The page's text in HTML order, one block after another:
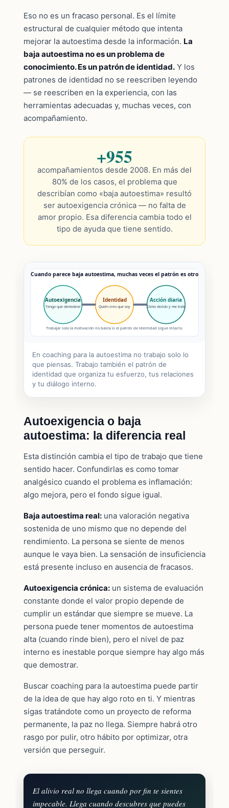
Eso no es un fracaso personal. Es el límite
estructural de cualquier método que intenta
mejorar la autoestima desde la información. La
baja autoestima no es un problema de
conocimiento. Es un patrón de identidad. Y los
patrones de identidad no se reescriben leyendo
— se reescriben en la experiencia, con las
herramientas adecuadas y, muchas veces, con
acompañamiento.
+955
acompañamientos desde 2008. En más del
80% de los casos, el problema que
describían como «baja autoestima» resultó
ser autoexigencia crónica — no falta de
amor propio. Esa diferencia cambia todo el
tipo de ayuda que tiene sentido.
Cuando parece baja autoestima, muchas veces el patrón es otro
Autoexigencia
Tengo que demostrar
Identidad
Quién creo que soy
Acción diaria
Cómo decido y me trato
Trabajar solo la motivación no basta si el patrón de identidad sigue intacto.
En coaching para la autoestima no trabajo solo lo
que piensas. Trabajo también el patrón de
identidad que organiza tu esfuerzo, tus relaciones
y tu diálogo interno.
Autoexigencia o baja
autoestima: la diferencia real
Esta distinción cambia el tipo de trabajo que tiene
sentido hacer. Confundirlas es como tomar
analgésico cuando el problema es inflamación:
algo mejora, pero el fondo sigue igual.
Baja autoestima real: una valoración negativa
sostenida de uno mismo que no depende del
rendimiento. La persona se siente de menos
aunque le vaya bien. La sensación de insuficiencia
está presente incluso en ausencia de fracasos.
Autoexigencia crónica: un sistema de evaluación
constante donde el valor propio depende de
cumplir un estándar que siempre se mueve. La
persona puede tener momentos de autoestima
alta (cuando rinde bien), pero el nivel de paz
interno es inestable porque siempre hay algo más
que demostrar.
Buscar coaching para la autoestima puede partir
de la idea de que hay algo roto en ti. Y mientras
sigas tratándote como un proyecto de reforma
permanente, la paz no llega. Siempre habrá otro
rasgo por pulir, otro hábito por optimizar, otra
versión que perseguir.
El alivio real no llega cuando por fin te sientes
impecable. Llega cuando descubres que puedes